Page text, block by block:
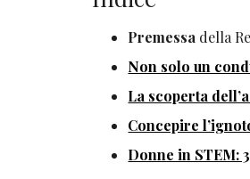
Premessa della
Non solo un
La scoperta
Concepire
Donne in STEM: